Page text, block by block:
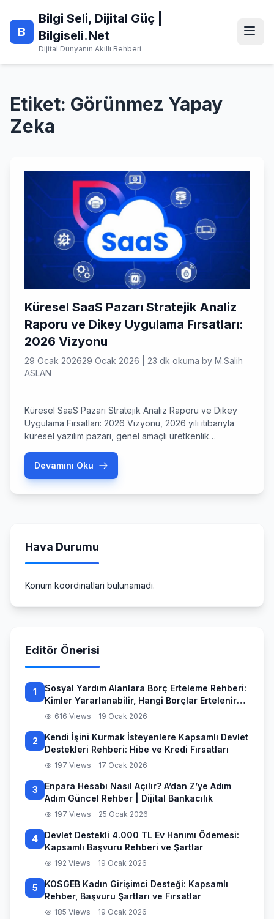
content
B
Bilgi Seli, Dijital Güç |
Bilgiseli.Net
Dijital Dünyanın Akıllı Rehberi
Etiket: Görünmez Yapay
Zeka
Küresel SaaS Pazarı Stratejik Analiz
Raporu ve Dikey Uygulama Fırsatları:
2026 Vizyonu
29 Ocak 202629 Ocak 2026 23 dk okuma by M.Salih
ASLAN
Küresel SaaS Pazarı Stratejik Analiz Raporu ve Dikey
Uygulama Fırsatları: 2026 Vizyonu, 2026 yılı itibarıyla
küresel yazılım pazarı, genel amaçlı üretkenlik
uzmanlaşmış çözümlere (dikey SaaS) doğru geri
döndürülemez bir evrilme yaşamaktadır. 1. Yönetici
Devamını Oku
Hava Durumu
Konum koordinatlari bulunamadi.
Editör Önerisi
1
Sosyal Yardım Alanlara Borç Erteleme Rehberi:
Kimler Yararlanabilir, Hangi Borçlar Ertelenir
ve Başvuru Süreci
616 Views 19 Ocak 2026
2
Kendi İşini Kurmak İsteyenlere Kapsamlı Devlet
Destekleri Rehberi: Hibe ve Kredi Fırsatları
197 Views 17 Ocak 2026
3
Enpara Hesabı Nasıl Açılır? A’dan Z’ye Adım
Adım Güncel Rehber | Dijital Bankacılık
197 Views 25 Ocak 2026
4
Devlet Destekli 4.000 TL Ev Hanımı Ödemesi:
Kapsamlı Başvuru Rehberi ve Şartlar
192 Views 19 Ocak 2026
5
KOSGEB Kadın Girişimci Desteği: Kapsamlı
Rehber, Başvuru Şartları ve Fırsatlar
185 Views 19 Ocak 2026